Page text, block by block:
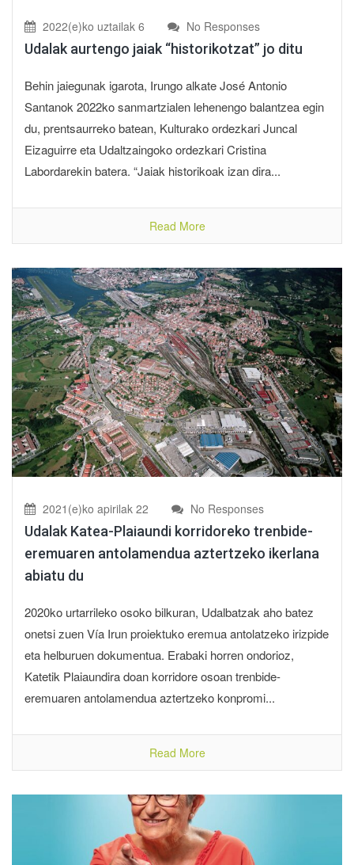
2022(e)ko uztailak 6 No Responses
Udalak aurtengo jaiak “historikotzat” jo ditu
Behin jaiegunak igarota, Irungo alkate José Antonio
Santanok 2022ko sanmartzialen lehenengo balantzea egin
du, prentsaurreko batean, Kulturako ordezkari Juncal
Eizaguirre eta Udaltzaingoko ordezkari Cristina
Labordarekin batera. “Jaiak historikoak izan dira...
Read More
2021(e)ko apirilak 22 No Responses
Udalak Katea-Plaiaundi korridoreko trenbide-
eremuaren antolamendua aztertzeko ikerlana
abiatu du
2020ko urtarrileko osoko bilkuran, Udalbatzak aho batez
onetsi zuen Vía Irun proiektuko eremua antolatzeko irizpide
eta helburuen dokumentua. Erabaki horren ondorioz,
Katetik Plaiaundira doan korridore osoan trenbide-
eremuaren antolamendua aztertzeko konpromi...
Read More